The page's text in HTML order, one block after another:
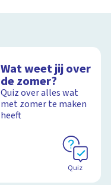
Wat weet jij over
de zomer?
Quiz over alles wat
met zomer te maken
heeft
Quiz